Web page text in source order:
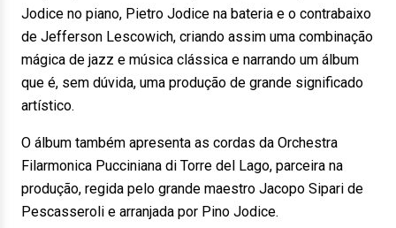
Jodice no piano, Pietro Jodice na bateria e o contrabaixo
de Jefferson Lescowich, criando assim uma combinação
mágica de jazz e música clássica e narrando um álbum
que é, sem dúvida, uma produção de grande significado
artístico.
O álbum também apresenta as cordas da Orchestra
Filarmonica Pucciniana di Torre del Lago, parceira na
produção, regida pelo grande maestro Jacopo Sipari de
Pescasseroli e arranjada por Pino Jodice.